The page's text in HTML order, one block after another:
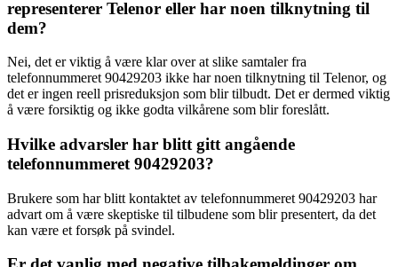
representerer Telenor eller har noen tilknytning til
dem?
Nei, det er viktig å være klar over at slike samtaler fra
telefonnummeret 90429203 ikke har noen tilknytning til Telenor, og
det er ingen reell prisreduksjon som blir tilbudt. Det er dermed viktig
å være forsiktig og ikke godta vilkårene som blir foreslått.
Hvilke advarsler har blitt gitt angående
telefonnummeret 90429203?
Brukere som har blitt kontaktet av telefonnummeret 90429203 har
advart om å være skeptiske til tilbudene som blir presentert, da det
kan være et forsøk på svindel.